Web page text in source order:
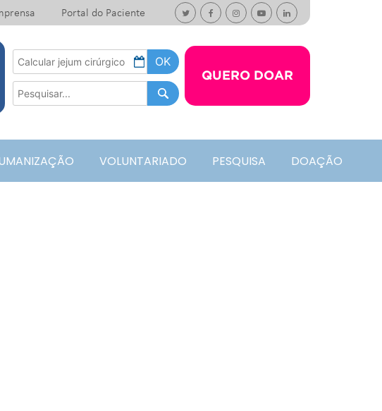
Portal do Paciente
QUERO DOAR
VOLUNTARIADO PESQUISA DOAÇÃO